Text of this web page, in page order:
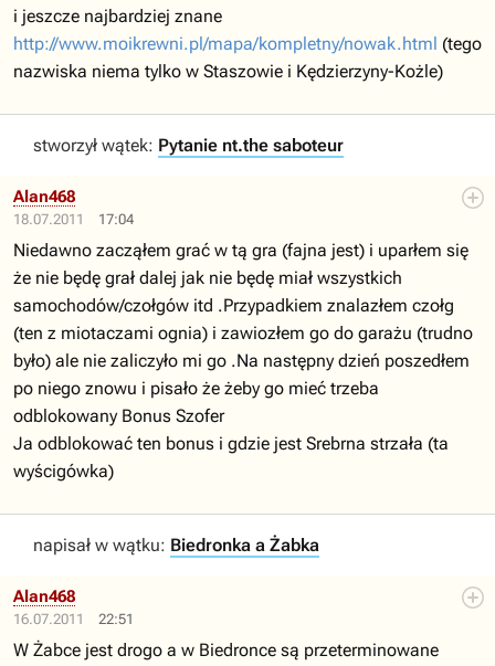
i jeszcze najbardziej znane
http://www.moikrewni.pl/mapa/kompletny/nowak.html (tego
nazwiska niema tylko w Staszowie i Kędzierzyny-Kożle)
stworzył wątek: Pytanie nt.the saboteur
18.07.2011 17:04
Alan468
Niedawno zacząłem grać w tą gra (fajna jest) i uparłem się
że nie będę grał dalej jak nie będę miał wszystkich
samochodów/czołgów itd .Przypadkiem znalazłem czołg
(ten z miotaczami ognia) i zawiozłem go do garażu (trudno
było) ale nie zaliczyło mi go .Na następny dzień poszedłem
po niego znowu i pisało że żeby go mieć trzeba
odblokowany Bonus Szofer
Ja odblokować ten bonus i gdzie jest Srebrna strzała (ta
wyścigówka)
napisał w wątku: Biedronka a Żabka
16.07.2011 22:51
Alan468
W Żabce jest drogo a w Biedronce są przeterminowane